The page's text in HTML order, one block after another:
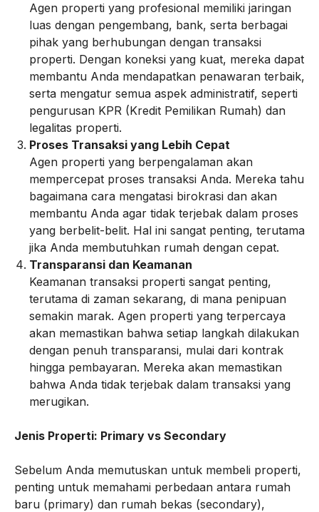
Agen properti yang profesional memiliki jaringan
luas dengan pengembang, bank, serta berbagai
pihak yang berhubungan dengan transaksi
properti. Dengan koneksi yang kuat, mereka dapat
membantu Anda mendapatkan penawaran terbaik,
serta mengatur semua aspek administratif, seperti
pengurusan KPR (Kredit Pemilikan Rumah) dan
legalitas properti.
Proses Transaksi yang Lebih Cepat
Agen properti yang berpengalaman akan
mempercepat proses transaksi Anda. Mereka tahu
bagaimana cara mengatasi birokrasi dan akan
membantu Anda agar tidak terjebak dalam proses
yang berbelit-belit. Hal ini sangat penting, terutama
jika Anda membutuhkan rumah dengan cepat.
Transparansi dan Keamanan
Keamanan transaksi properti sangat penting,
terutama di zaman sekarang, di mana penipuan
semakin marak. Agen properti yang terpercaya
akan memastikan bahwa setiap langkah dilakukan
dengan penuh transparansi, mulai dari kontrak
hingga pembayaran. Mereka akan memastikan
bahwa Anda tidak terjebak dalam transaksi yang
merugikan.
Jenis Properti: Primary vs Secondary
Sebelum Anda memutuskan untuk membeli properti,
penting untuk memahami perbedaan antara rumah
baru (primary) dan rumah bekas (secondary),